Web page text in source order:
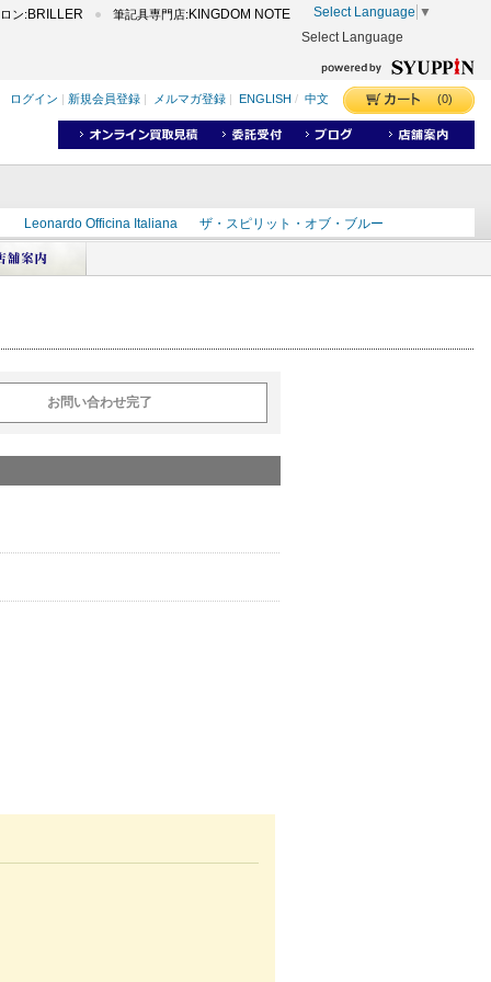
ン: BRILLER 筆記具専門店: KINGDOM NOTE Select Language ▼
Select Language
ログイン 新規会員登録 メルマガ登録 ENGLISH / 中文 (0)
Leonardo Officina Italiana
ザ・スピリット・オブ・ブルー
インD
ズ
カヴゼットインク スーベレーン モンブラン
お問い合わせ完了